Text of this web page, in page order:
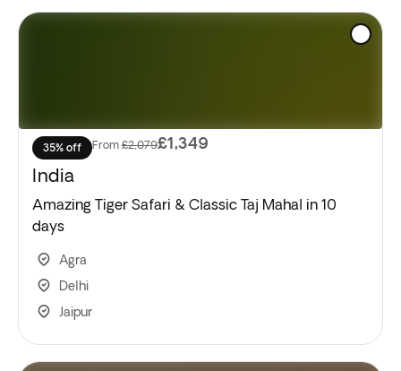
35% off From £2,079£1,349
India
Amazing Tiger Safari & Classic Taj Mahal in 10
days
Agra
Delhi
Jaipur